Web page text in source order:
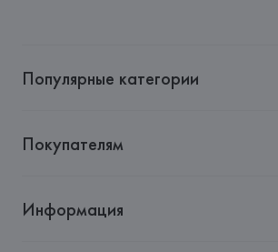
Популярные категории
Покупателям
Информация